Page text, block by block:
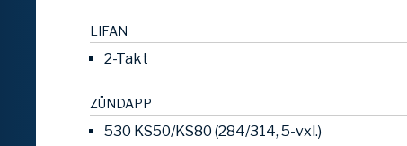
LIFAN
2-Takt
ZÜNDAPP
530 KS50/KS80 (284/314, 5-vxl.)